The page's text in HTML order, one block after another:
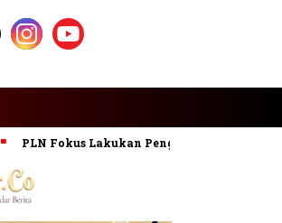
PLN Fokus Lakukan Pengembangan